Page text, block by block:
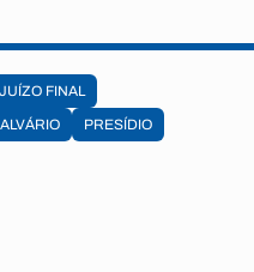
JUÍZO FINAL
PRESÍDIO